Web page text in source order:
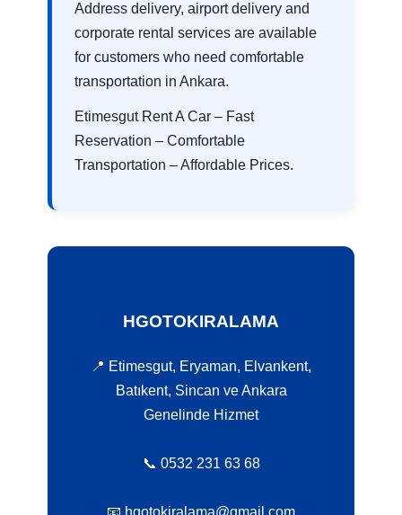
Address delivery, airport delivery and
corporate rental services are available
for customers who need comfortable
transportation in Ankara.
Etimesgut Rent A Car – Fast
Reservation – Comfortable
Transportation – Affordable Prices.
HGOTOKIRALAMA
📍 Etimesgut, Eryaman, Elvankent,
Batıkent, Sincan ve Ankara
Genelinde Hizmet
📞 0532 231 63 68